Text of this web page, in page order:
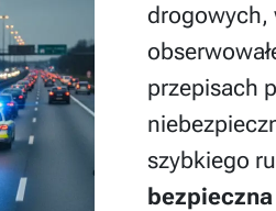
drogowych,
przepisach
szybkiego